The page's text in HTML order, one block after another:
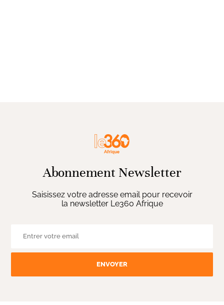
Abonnement Newsletter
Saisissez votre adresse email pour recevoir
la newsletter Le360 Afrique
ENVOYER